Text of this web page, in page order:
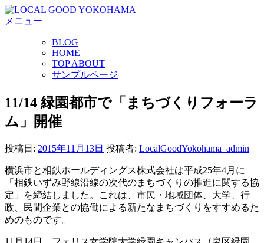
コ
ン
キ
ッ
プ
メニュー
BLOG
HOME
TOP ABOUT
サンプルページ
11/14 緑園都市で「まちづくりフォーラ
ム」開催
投稿日: 2015年11月13日 投稿者: LocalGoodYokohama_admin
横浜市と相鉄ホールディングス株式会社は平成25年4月に
「相鉄いずみ野線沿線の次代のまちづくりの推進に関する協
定」を締結しました。これは、市民・地域団体、大学、行
政、民間企業との協働による新たなまちづくりをすすめるた
めのものです。